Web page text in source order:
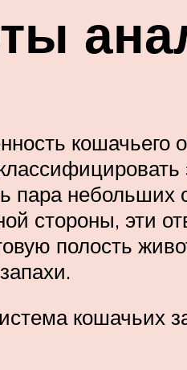
кошачьего
пара
стороны, эти
полость
кошачьих